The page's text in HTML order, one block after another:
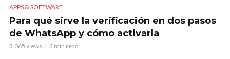
APPS & SOFTWARE
Para qué sirve la verificación en dos pasos
de WhatsApp y cómo activarla
3.065 views 2 min read